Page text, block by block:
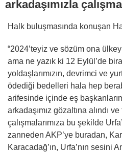
arkadaşımızla
Halk buluşmasında konuşan
“2024’teyiz ve sözüm ona
ama ne yazık ki 12 Eylül’de
yoldaşlarımızın, devrimci ve
ödediği bedelleri hala hep
arifesinde içinde eş
arkadaşımız gözaltına alındı
çalışmalarımıza bu şekilde
zanneden AKP’ye buradan,
Karacadağ’ın, Urfa’nın sesini